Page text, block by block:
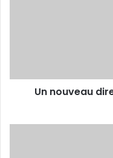
Moussa
Un nouveau